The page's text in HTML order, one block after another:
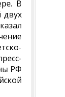
В
двух
РФ